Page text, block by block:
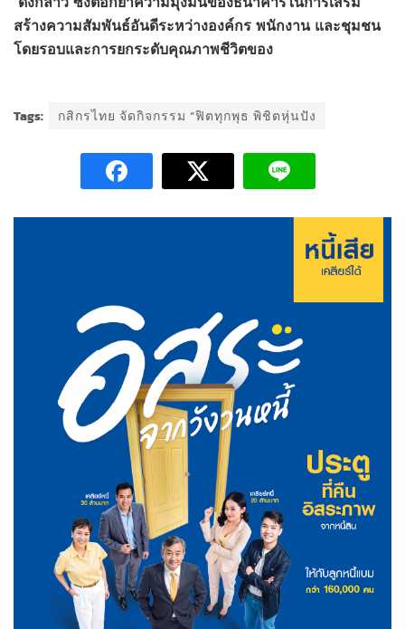
สร้างความสัมพันธ์อันดีระหว่างองค์กร พนักงาน และชุมชน
โดยรอบและการยกระดับคุณภาพชีวิตของ
Tags: กสิกรไทย จัดกิจกรรม “ฟิตทุกพุธ พิชิตหุ่นปัง